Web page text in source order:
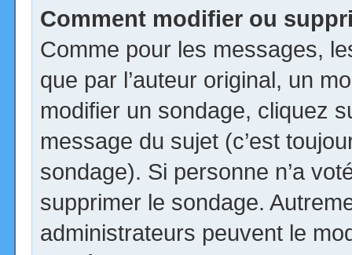
Comment modifier ou
Comme pour les messages,
que par l’auteur original, un
modifier un sondage, cliquez
message du sujet (c’est
sondage). Si personne n’a
supprimer le sondage.
administrateurs peuvent le